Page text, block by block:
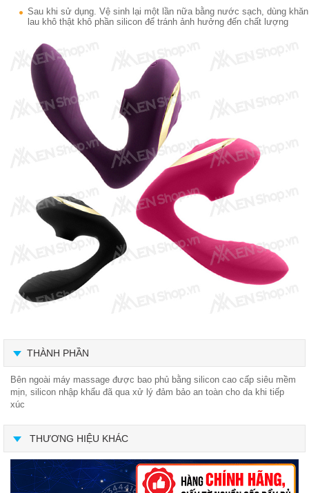
Sau khi sử dụng. Vệ sinh lại một lần nữa bằng nước sạch, dùng khăn
lau khô thật khô phần silicon để tránh ảnh hưởng đến chất lượng
THÀNH PHẦN
Bên ngoài máy massage được bao phủ bằng silicon cao cấp siêu mềm
mịn, silicon nhập khẩu đã qua xử lý đảm bảo an toàn cho da khi tiếp
xúc
THƯƠNG HIỆU KHÁC